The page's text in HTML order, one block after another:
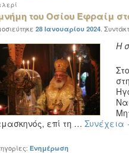
του Οσίου Εφραίμ
28 Ιανουαρίου 2024
Η
επί τη … Συνέχεια
Ενημέρωση